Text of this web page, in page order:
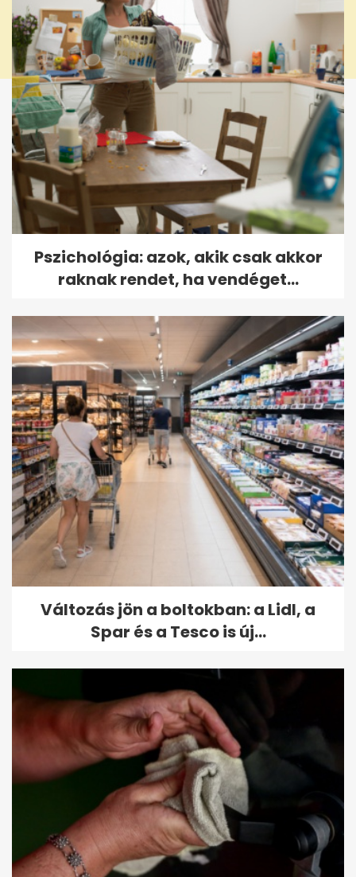
Pszichológia: azok, akik csak akkor
raknak rendet, ha vendéget...
Változás jön a boltokban: a Lidl, a
Spar és a Tesco is új...